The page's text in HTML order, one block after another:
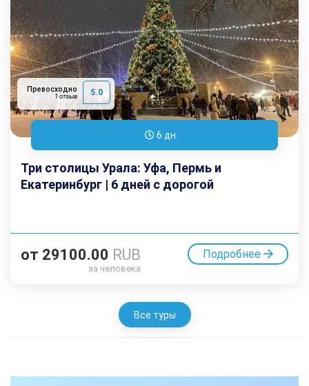
Превосходно
1 отзыв 5.0
6 дн.
Три столицы Урала: Уфа, Пермь и
Екатеринбург | 6 дней с дорогой
от 29100.00 RUB
за человека
Подробнее
Все туры